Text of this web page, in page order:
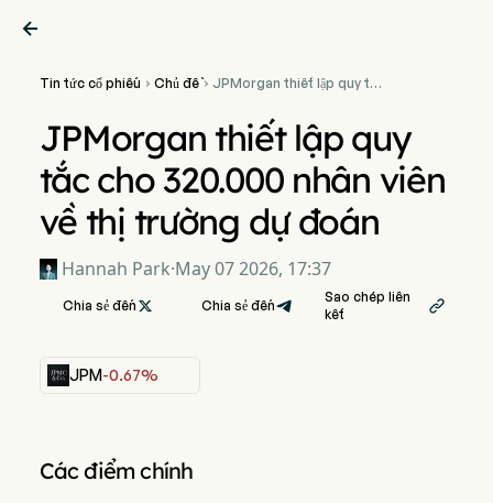

Tin tức cổ phiếu  Chủ đề JPMorgan thiết lập quy tắc
thị trường dự đoán
JPMorgan thiết lập quy
tắc cho 320.000 nhân viên
về thị trường dự đoán
Hannah Park·May 07 2026, 17:37
Chia sẻ đến  Chia sẻ đến
Sao chép liên
kết

JPM-0.67%
Các điểm chính